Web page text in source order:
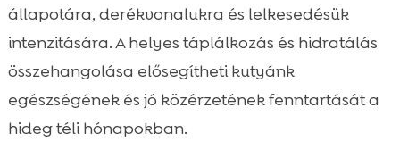
állapotára, derékvonalukra és lelkesedésük
intenzitására. A helyes táplálkozás és hidratálás
összehangolása elősegítheti kutyánk
egészségének és jó közérzetének fenntartását a
hideg téli hónapokban.